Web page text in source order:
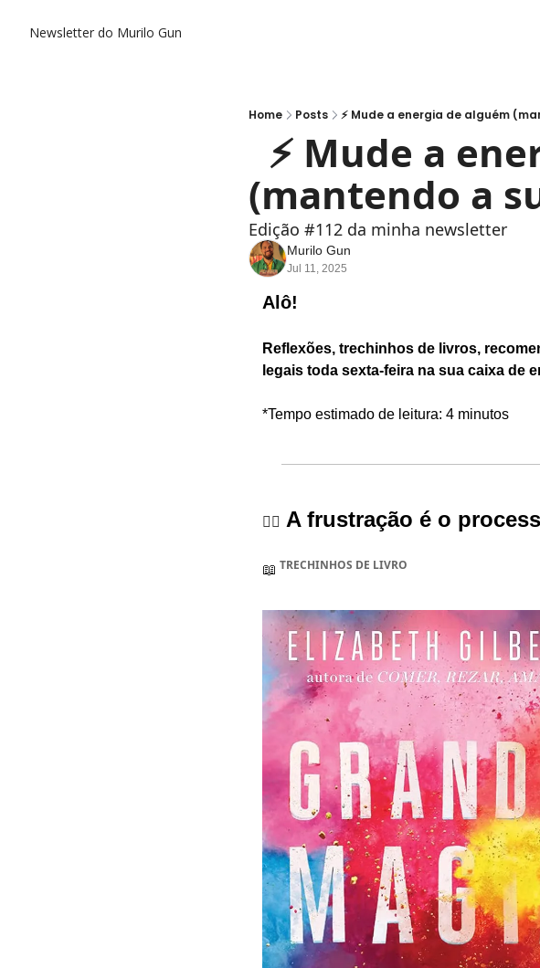
Newsletter do Murilo Gun
Home Posts ⚡️ Mude a energia de alguém
(mantendo a
Edição #112 da minha newsletter
Murilo Gun
Jul 11, 2025
Alô!
Reflexões, trechinhos de livros,
legais toda sexta-feira na sua caixa de
*Tempo estimado de leitura: 4 minutos
😮‍💨 A frustração é o
📖 TRECHINHOS DE LIVRO